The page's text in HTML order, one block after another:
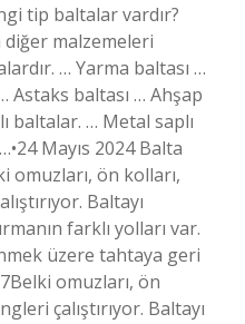
tip baltalar vardır?
diğer malzemeleri
… Yarma baltası …
Astaks baltası … Ahşap
baltalar. … Metal saplı
Mayıs 2024 Balta
omuzları, ön kolları,
Baltayı
farklı yolları var.
üzere tahtaya geri
omuzları, ön
çalıştırıyor. Baltayı